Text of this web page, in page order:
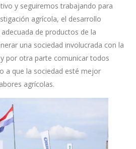
y seguiremos trabajando para
agrícola, el desarrollo
de productos de la
una sociedad involucrada con la
por otra parte comunicar todos
a que la sociedad esté mejor
agrícolas.